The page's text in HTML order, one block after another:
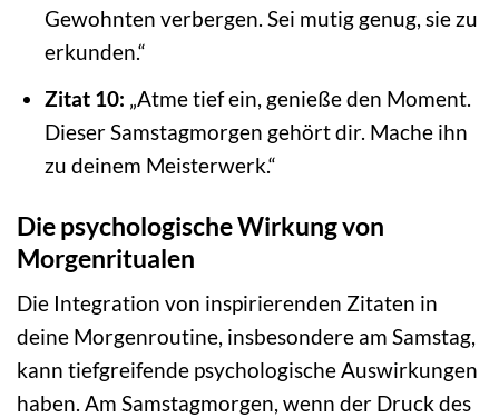
Gewohnten verbergen. Sei mutig genug, sie zu
erkunden.“
Zitat 10: „Atme tief ein, genieße den Moment.
Dieser Samstagmorgen gehört dir. Mache ihn
zu deinem Meisterwerk.“
Die psychologische Wirkung von
Morgenritualen
Die Integration von inspirierenden Zitaten in
deine Morgenroutine, insbesondere am Samstag,
kann tiefgreifende psychologische Auswirkungen
haben. Am Samstagmorgen, wenn der Druck des